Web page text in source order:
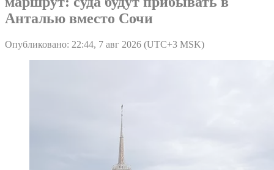
Анталью вместо Сочи
Опубликовано: 22:44, 7 авг 2026 (UTC+3 MSK)